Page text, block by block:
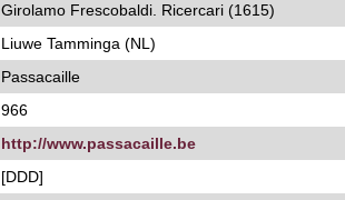
Girolamo Frescobaldi. Ricercari (1615)
Liuwe Tamminga (NL)
Passacaille
966
http://www.passacaille.be
[DDD]